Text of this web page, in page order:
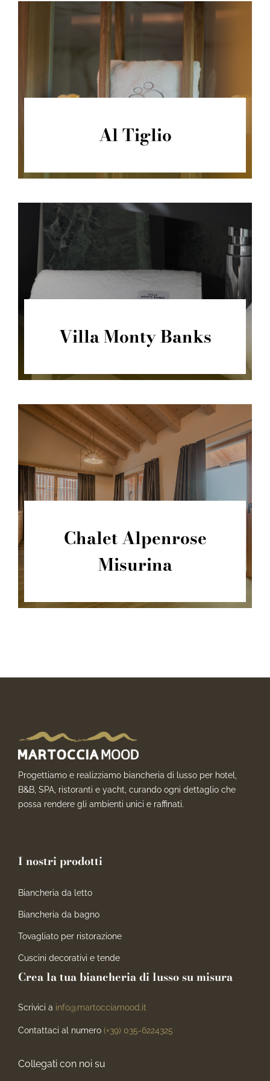
Al Tiglio
Villa Monty Banks
Chalet Alpenrose
Misurina
Progettiamo e realizziamo biancheria di lusso per hotel,
B&B, SPA, ristoranti e yacht, curando ogni dettaglio che
possa rendere gli ambienti unici e raffinati.
I nostri prodotti
Biancheria da letto
Biancheria da bagno
Tovagliato per ristorazione
Cuscini decorativi e tende
Crea la tua biancheria di lusso su misura
Scrivici a info@martocciamood.it
Contattaci al numero (+39) 035-6224325
Collegati con noi su